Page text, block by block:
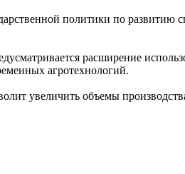
политики по развитию
расширение
агротехнологий.
увеличить объемы